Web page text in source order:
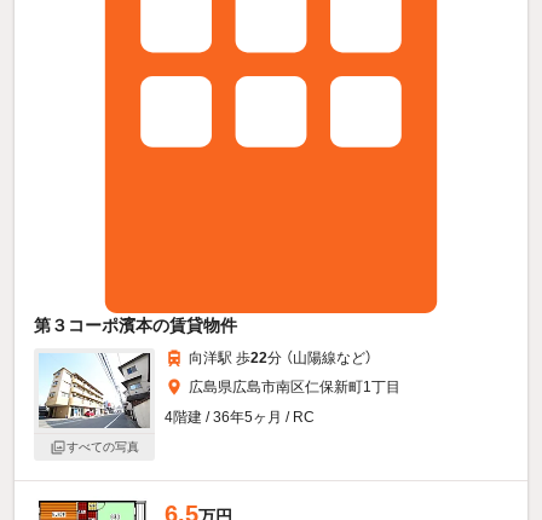
第３コーポ濱本の賃貸物件
すべての写真
向洋駅 歩22分 （山陽線など）
広島県広島市南区仁保新町1丁目
4階建 / 36年5ヶ月 / RC
6.5万円